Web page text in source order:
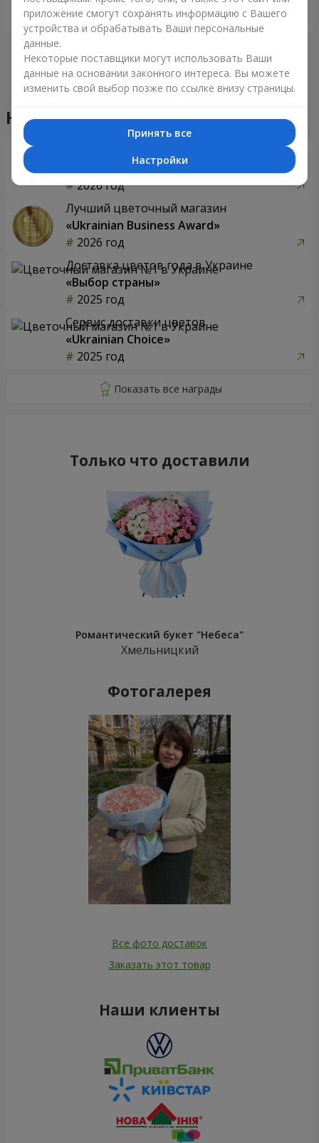
Заказать Заказать
75 красных роз
7 284 грн
Заказать
Цветы в коробке "Престиж"
3 332 грн
Заказать
9 011 грн
Заказать
51 разноцветная роза
5 537 грн
Заказать
Заказать
14 656 грн
Заказать
приложение смогут сохранять информацию с Вашего
устройства и обрабатывать Ваши персональные
данные.
Некоторые поставщики могут использовать Ваши
данные на основании законного интереса. Вы можете
изменить свой выбор позже по ссылке внизу страницы.
Принять все
Настройки